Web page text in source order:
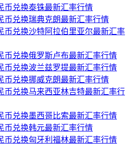
币兑换泰铢最新汇率行情
币兑换瑞典克朗最新汇率行情
币兑换沙特阿拉伯里亚尔最新汇率
币兑换俄罗斯卢布最新汇率行情
币兑换波兰兹罗提最新汇率行情
币兑换挪威克朗最新汇率行情
币兑换马来西亚林吉特最新汇率行
币兑换墨西哥比索最新汇率行情
币兑换韩元最新汇率行情
币兑换匈牙利福林最新汇率行情